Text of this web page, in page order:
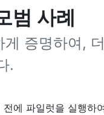
범 사례
증명하여,
.
에 파일럿을 실행하